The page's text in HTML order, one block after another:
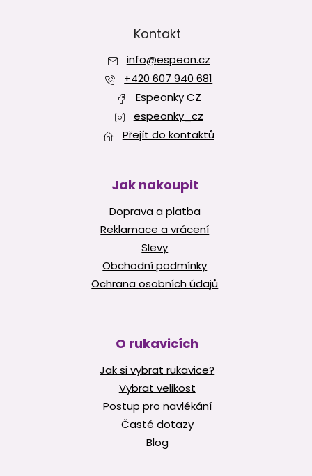
ý
p
i
s
u
Kontakt
info@espeon.cz
+420 607 940 681
Espeonky CZ
espeonky_cz
Přejít do kontaktů
Jak nakoupit
Doprava a platba
Reklamace a vrácení
Slevy
Obchodní podmínky
Ochrana osobních údajů
O rukavicích
Jak si vybrat rukavice?
Vybrat velikost
Postup pro navlékání
Časté dotazy
Blog